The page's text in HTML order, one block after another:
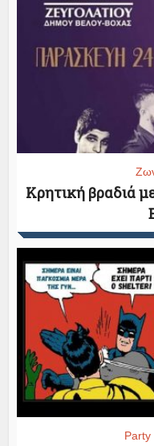
Κρητική βραδιά
Party